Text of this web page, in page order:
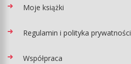
Moje książki
Regulamin i polityka prywatności
Współpraca